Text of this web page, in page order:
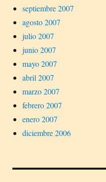
septiembre 2007
agosto 2007
julio 2007
junio 2007
mayo 2007
abril 2007
marzo 2007
febrero 2007
enero 2007
diciembre 2006